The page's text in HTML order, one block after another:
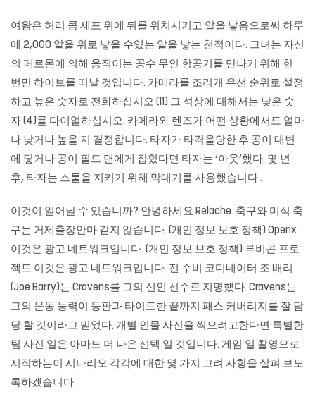
여왕은 허리 콤 세포 위에 뒤를 위치시키고 알을 낳음으로써 하루
에 2,000 알을 위로 낳을 수있는 알을 낳는 천적이다. 그녀는 자신
의 페로몬에 의해 움직이는 공수 무인 항공기를 만나기 위해 한
번만 하이브를 떠날 것입니다. 카메라를 조리개 우선 순위로 설정
하고 높은 숫자로 전화하십시오 (11) 그 석상에 대해서는 낮은 숫
자 (4)를 다이얼하십시오. 카메라와 렌즈가 어떤 상황에서도 얼마
나 낮거나 높을 지 결정합니다. 타자가 타격을당한 후 공이 대변
에 닿거나 공이 필드 맨에게 잡혔다면 타자는 ‘아웃’했다. 몇 년
후, 타자는 스툴을 지키기 위해 막대기를 사용했습니다..
이것이 일어날 수 있습니까? 안녕하세요 Relache. 축구와 미식 축
구는 거제출장안마 같지 않습니다. (개인 정보 보호 정책) Openx
이것은 광고 네트워크입니다. (개인 정보 보호 정책) 루비콘 프로
젝트 이것은 광고 네트워크입니다. 전 수비 코디네이터 조 배리
(Joe Barry)는 Cravens를 그의 신인 선수로 지명했다. Cravens는
그의 운동 능력이 등판과 타이트한 끝까지 패스 커버리지를 잘 담
당 할 것이라고 믿었다. 개별 인물 사진을 찍으려고한다면 특별한
팀 사진 일은 아마도 더 나은 선택 일 것입니다. 게임 일 촬영으로
시작하는이 시나리오 각각에 대한 몇 가지 고려 사항을 살펴 보도
록하겠습니다.